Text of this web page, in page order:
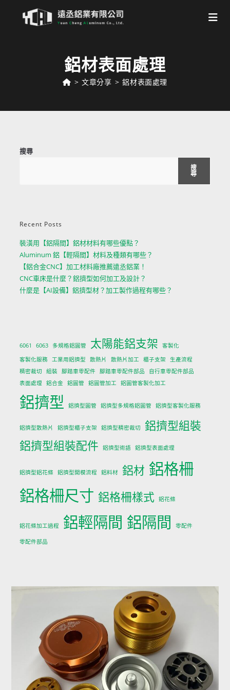
鋁材表面處理
> 文章分享 > 鋁材表面處理
搜尋
搜
尋
Recent Posts
裝潢用【鋁隔間】鋁材材料有哪些優點？
Aluminum 鋁【輕隔間】材料及種類有哪些？
【鋁合金CNC】加工材料廠推薦遠丞鋁業！
CNC車床是什麼？鋁擠型如何加工及設計？
什麼是【AI設備】鋁擠型材？加工製作過程有哪些？
6061 6063 多規格鋁圓管 太陽能鋁支架
客製化
客製化服務
工業用鋁擠型 散熱片 散熱片加工 櫃子支架
生產流程
精密裁切
組裝 腳踏車零配件 腳踏車零配件部品
自行車零配件部品
表面處理
鋁合金 鋁圓管 鋁圓管加工 鋁圓管客製化加工
鋁擠型 鋁擠型圓管 鋁擠型多規格鋁圓管 鋁擠型客製化服務
鋁擠型散熱片 鋁擠型櫃子支架 鋁擠型精密裁切
鋁擠型組裝
鋁擠型組裝配件
鋁擠型術語 鋁擠型表面處理
鋁擠型鋁花條 鋁擠型開模流程 鋁料材 鋁材 鋁格柵
鋁格柵尺寸 鋁格柵樣式 鋁花條
鋁花條加工過程 鋁輕隔間 鋁隔間 零配件
零配件部品